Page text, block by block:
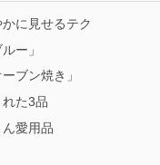
に見せるテク
ー」
ブン焼き」
た3品
愛用品